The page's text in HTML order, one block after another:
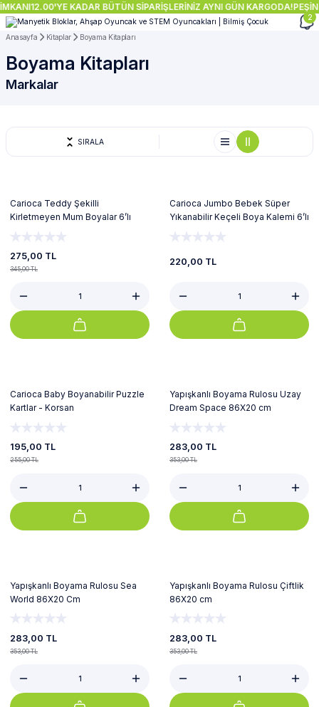
12.00'YE KADAR BÜTÜN SİPARİŞLERİNİZ AYNI GÜN KARGODA!PEŞİN
2
Anasayfa Kitaplar Boyama Kitapları
Boyama Kitapları
Markalar
SIRALA
%20
Carioca Teddy Şekilli
Kirletmeyen Mum Boyalar 6’lı
275,00 TL
345,00 TL
Carioca Jumbo Bebek Süper
Yıkanabilir Keçeli Boya Kalemi 6’lı
220,00 TL
Carioca Baby Boyanabilir Puzzle
Kartlar - Korsan
195,00 TL
255,00 TL
Yapışkanlı Boyama Rulosu Uzay
Dream Space 86X20 cm
283,00 TL
353,00 TL
Yapışkanlı Boyama Rulosu Sea
World 86X20 Cm
283,00 TL
353,00 TL
Yapışkanlı Boyama Rulosu Çiftlik
86X20 cm
283,00 TL
353,00 TL